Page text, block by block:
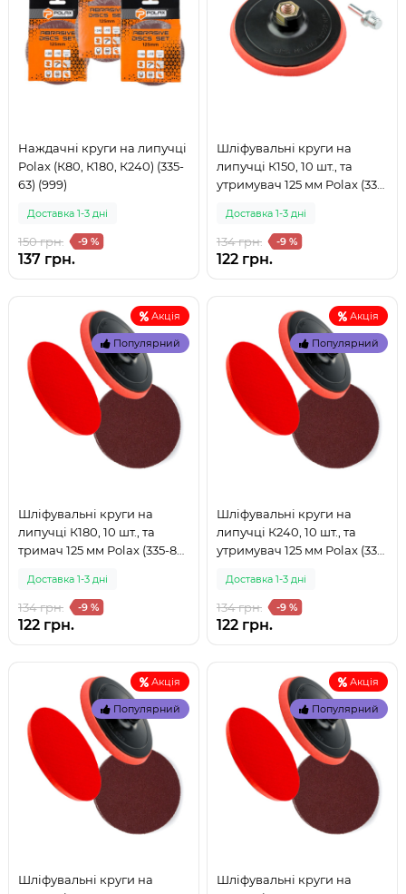
Наждачні круги на липучці
Polax (К80, К180, К240) (335-
63) (999)
Доставка 1-3 дні
150 грн. -9 %
137 грн.
Шліфувальні круги на
липучці К150, 10 шт., та
утримувач 125 мм Polax (335-
Доставка 1-3 дні
134 грн. -9 %
122 грн.
Акція
Популярний
Шліфувальні круги на
липучці К180, 10 шт., та
тримач 125 мм Polax (335-83)
Доставка 1-3 дні
134 грн. -9 %
122 грн.
Акція
Популярний
Шліфувальні круги на
липучці К240, 10 шт., та
утримувач 125 мм Polax (335-
Доставка 1-3 дні
134 грн. -9 %
122 грн.
Акція
Популярний
Шліфувальні круги на
Акція
Популярний
Шліфувальні круги на